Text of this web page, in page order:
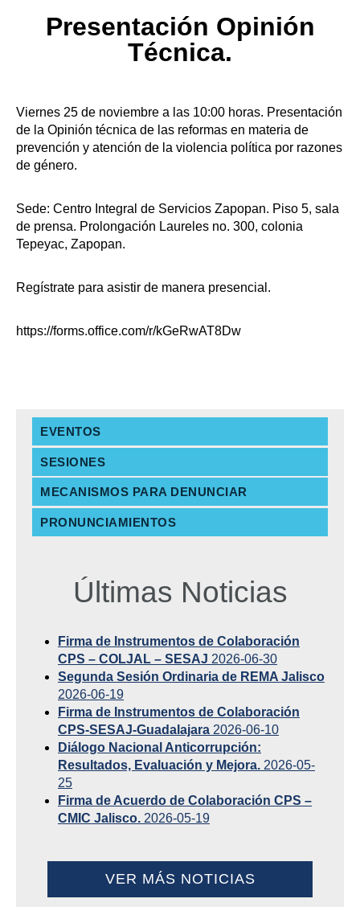
Presentación Opinión
Técnica.
Viernes 25 de noviembre a las 10:00 horas. Presentación
de la Opinión técnica de las reformas en materia de
prevención y atención de la violencia política por razones
de género.
Sede: Centro Integral de Servicios Zapopan. Piso 5, sala
de prensa. Prolongación Laureles no. 300, colonia
Tepeyac, Zapopan.
Regístrate para asistir de manera presencial.
https://forms.office.com/r/kGeRwAT8Dw
EVENTOS
SESIONES
MECANISMOS PARA DENUNCIAR
PRONUNCIAMIENTOS
Últimas Noticias
Firma de Instrumentos de Colaboración
CPS – COLJAL – SESAJ 2026-06-30
Segunda Sesión Ordinaria de REMA Jalisco
2026-06-19
Firma de Instrumentos de Colaboración
CPS-SESAJ-Guadalajara 2026-06-10
Diálogo Nacional Anticorrupción:
Resultados, Evaluación y Mejora. 2026-05-
25
Firma de Acuerdo de Colaboración CPS –
CMIC Jalisco. 2026-05-19
VER MÁS NOTICIAS